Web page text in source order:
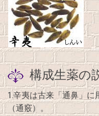
構成生薬の
1.辛夷は古来「通鼻」
（通竅）。